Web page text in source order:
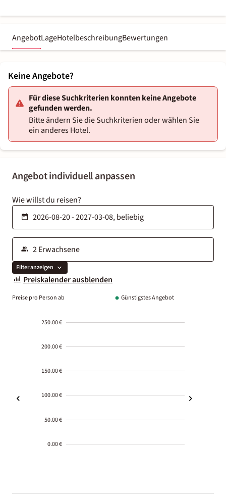
AngebotLageHotelbeschreibungBewertungen
Angebot individuell anpassen
Wie willst du reisen?
Filter anzeigen
Preiskalender ausblenden
Preise pro Person ab Günstigstes Angebot
250.00 €
200.00 €
150.00 €
100.00 €
50.00 €
0.00 €
01-02
Keine Angebote?
Für diese Suchkriterien konnten keine Angebote
gefunden werden.
Bitte ändern Sie die Suchkriterien oder wählen Sie
ein anderes Hotel.